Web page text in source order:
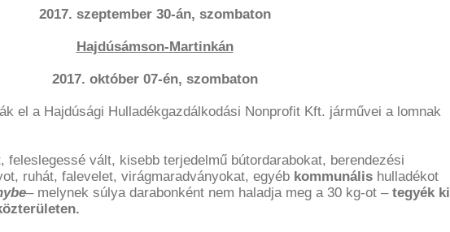
2017. szeptember 30-án, szombaton
Hajdúsámson-Martinkán
2017. október 07-én, szombaton
el a Hajdúsági Hulladékgazdálkodási Nonprofit Kft. járművei a lomnak
feleslegessé vált, kisebb terjedelmű bútordarabokat, berendezési
ruhát, falevelet, virágmaradványokat, egyéb kommunális hulladékot
– melynek súlya darabonként nem haladja meg a 30 kg-ot – tegyék ki